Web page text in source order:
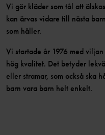
Vi gör kläder som tål att
kan ärvas vidare till nästa
som håller.
Vi startade år 1976 med
hög kvalitet. Det betyder
eller stramar, som också ska
barn vara barn helt enkelt.